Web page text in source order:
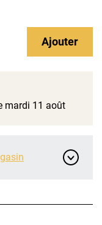
Ajouter
mardi 11 août